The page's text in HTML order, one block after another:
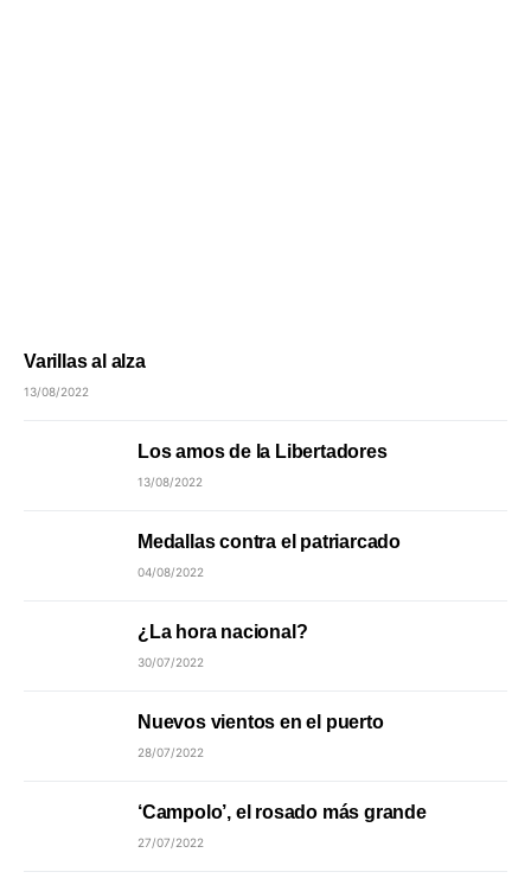
Varillas al alza
13/08/2022
Los amos de la Libertadores
13/08/2022
Medallas contra el patriarcado
04/08/2022
¿La hora nacional?
30/07/2022
Nuevos vientos en el puerto
28/07/2022
‘Campolo’, el rosado más grande
27/07/2022